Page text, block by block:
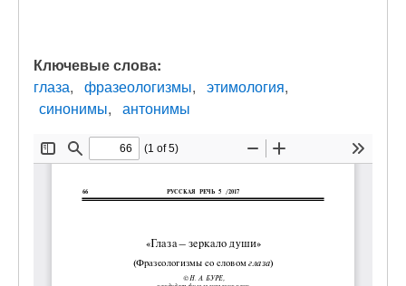
Ключевые слова:
глаза
фразеологизмы
этимология
синонимы
антонимы